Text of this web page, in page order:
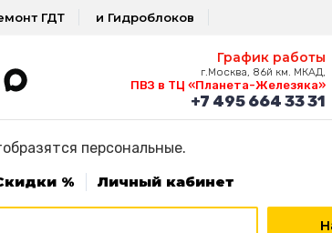
ГДТ и Гидроблоков
График работы
г.Москва, 86й км. МКАД,
ПВЗ в ТЦ «Планета-Железяка»
+7 495 664 33 31
персональные.
% Личный кабинет